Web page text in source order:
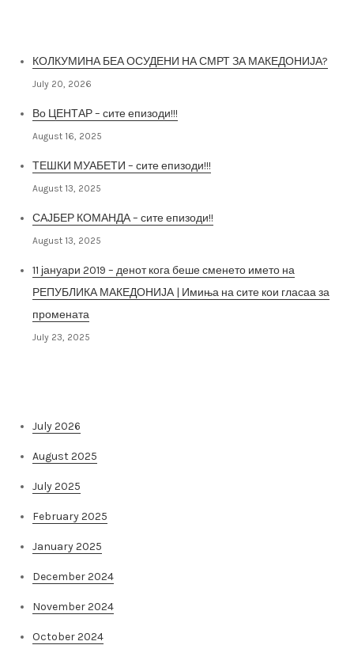
КОЛКУМИНА БЕА ОСУДЕНИ НА СМРТ ЗА МАКЕДОНИЈА?
July 20, 2026
Во ЦЕНТАР – сите епизоди!!!
August 16, 2025
ТЕШКИ МУАБЕТИ – сите епизоди!!!
August 13, 2025
САЈБЕР КОМАНДА – сите епизоди!!
August 13, 2025
11 јануари 2019 – денот кога беше сменето името на
РЕПУБЛИКА МАКЕДОНИЈА | Имиња на сите кои гласаа за
промената
July 23, 2025
July 2026
August 2025
July 2025
February 2025
January 2025
December 2024
November 2024
October 2024